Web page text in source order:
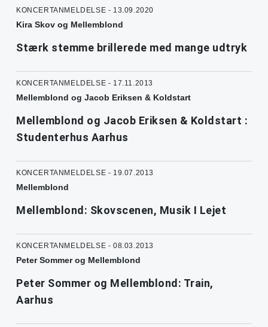
KONCERTANMELDELSE - 13.09.2020
Kira Skov og Mellemblond
Stærk stemme brillerede med mange udtryk
KONCERTANMELDELSE - 17.11.2013
Mellemblond og Jacob Eriksen & Koldstart
Mellemblond og Jacob Eriksen & Koldstart :
Studenterhus Aarhus
KONCERTANMELDELSE - 19.07.2013
Mellemblond
Mellemblond: Skovscenen, Musik I Lejet
KONCERTANMELDELSE - 08.03.2013
Peter Sommer og Mellemblond
Peter Sommer og Mellemblond: Train,
Aarhus